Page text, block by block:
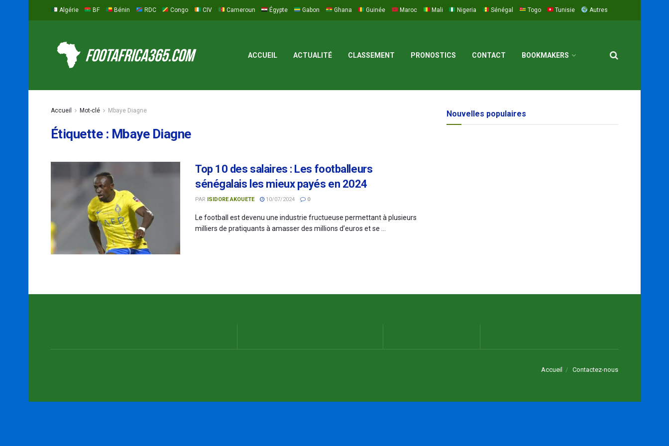
Algérie BF Bénin RDC Congo CIV Cameroun Égypte Gabon Ghana Guinée Maroc Mali Nigeria Sénégal Togo Tunisie Autres
ACCUEIL ACTUALITÉ CLASSEMENT PRONOSTICS CONTACT BOOKMAKERS
Accueil Mot-clé Mbaye Diagne
Étiquette : Mbaye Diagne
Top 10 des salaires : Les footballeurs
sénégalais les mieux payés en 2024
PAR ISIDORE AKOUETE 10/07/2024 0
Le football est devenu une industrie fructueuse permettant à plusieurs
milliers de pratiquants à amasser des millions d’euros et se ...
Nouvelles populaires
Accueil Contactez-nous